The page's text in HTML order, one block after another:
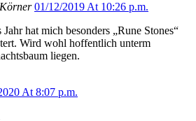
01/12/2019 At 10:26 p.m.
Jahr hat mich besonders „Rune Stones“
Wird wohl hoffentlich unterm
liegen.
At 8:07 p.m.